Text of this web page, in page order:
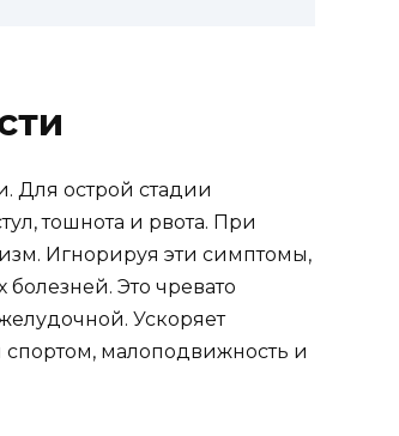
Для острой стадии
тошнота и рвота. При
Игнорируя эти симптомы,
Это чревато
Ускоряет
спортом, малоподвижность и